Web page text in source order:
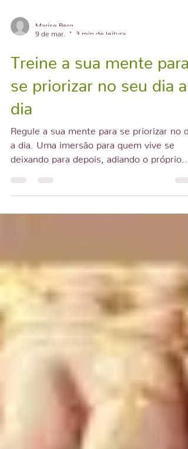
Marise Berg
9 de mar.
3 min de leitura
Treine a sua mente para
se priorizar no seu dia a
dia
Regule a sua mente para se priorizar no
a dia. Uma imersão para quem vive se
Mindfulness e da Autocompaixão,
desenvolva equilíbrio nutricional e mais
sabedoria nos hábitos de saúde e bem-